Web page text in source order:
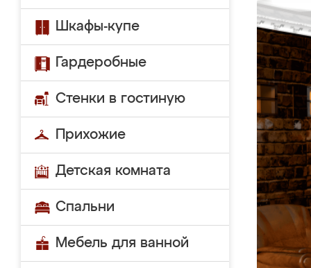
Шкафы-купе
Гардеробные
Стенки в гостиную
Прихожие
Детская комната
Спальни
Мебель для ванной